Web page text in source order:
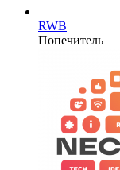
RWB
Попечитель